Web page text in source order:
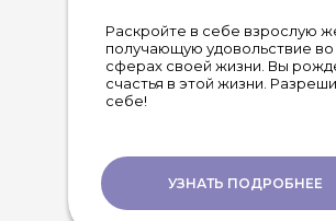
Раскройте в себе взрослую
получающую удовольствие во
сферах своей жизни. Вы
счастья в этой жизни.
себе!
УЗНАТЬ ПОДРОБНЕЕ